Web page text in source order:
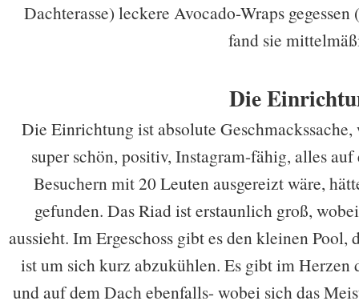
Dachterasse) leckere Avocado-Wraps
fand sie
Die
Die Einrichtung ist absolute
super schön, positiv, Instagram-fähig, alles
Besuchern mit 20 Leuten ausgereizt wäre,
gefunden. Das Riad ist erstaunlich groß,
aussieht. Im Ergeschoss gibt es den kleinen
ist um sich kurz abzukühlen. Es gibt im Herzen
und auf dem Dach ebenfalls- wobei sich das